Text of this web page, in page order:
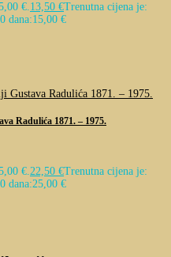
€.13,50 €Trenutna cijena je:
dana:15,00 €
Radulića 1871. – 1975.
€.22,50 €Trenutna cijena je:
dana:25,00 €